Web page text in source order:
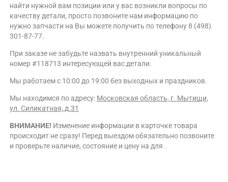
найти нужной вам позиции или у вас возникли вопросы по
качеству детали, просто позвоните нам информацию по
нужно запчасти на Вы можете получить по телефону 8 (498)
301-87-77.
При заказе не забудьте назвать внутренний уникальный
номер #118713 интересующей вас детали.
Мы работаем с 10:00 до 19:00 без выходных и праздников.
Мы находимся по адресу: Московская область, г. Мытищи,
ул. Силикатная, д.31
ВНИМАНИЕ! Изменение информации в карточке товара
происходит не сразу! Перед выездом обязательно позвоните
и проверьте наличие, состояние и цену на для .